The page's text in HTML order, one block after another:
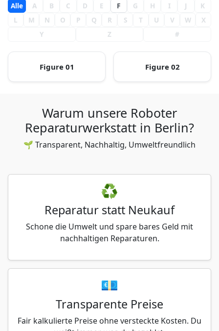
Alle A B C D E F G H I J
K
L
M N O P Q R S T U V W
X
Y
Z #
Figure 01 Figure 02
Warum unsere Roboter
Reparaturwerkstatt in Berlin?
🌱 Transparent, Nachhaltig, Umweltfreundlich
♻️
Reparatur statt Neukauf
Schone die Umwelt und spare bares Geld mit
nachhaltigen Reparaturen.
💶
Transparente Preise
Fair kalkulierte Preise ohne versteckte Kosten. Du